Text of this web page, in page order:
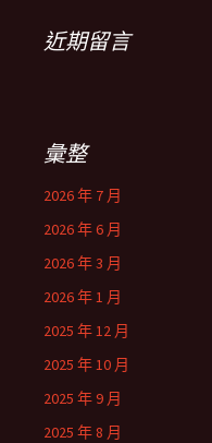
近期留言
彙整
2026 年 7 月
2026 年 6 月
2026 年 3 月
2026 年 1 月
2025 年 12 月
2025 年 10 月
2025 年 9 月
2025 年 8 月